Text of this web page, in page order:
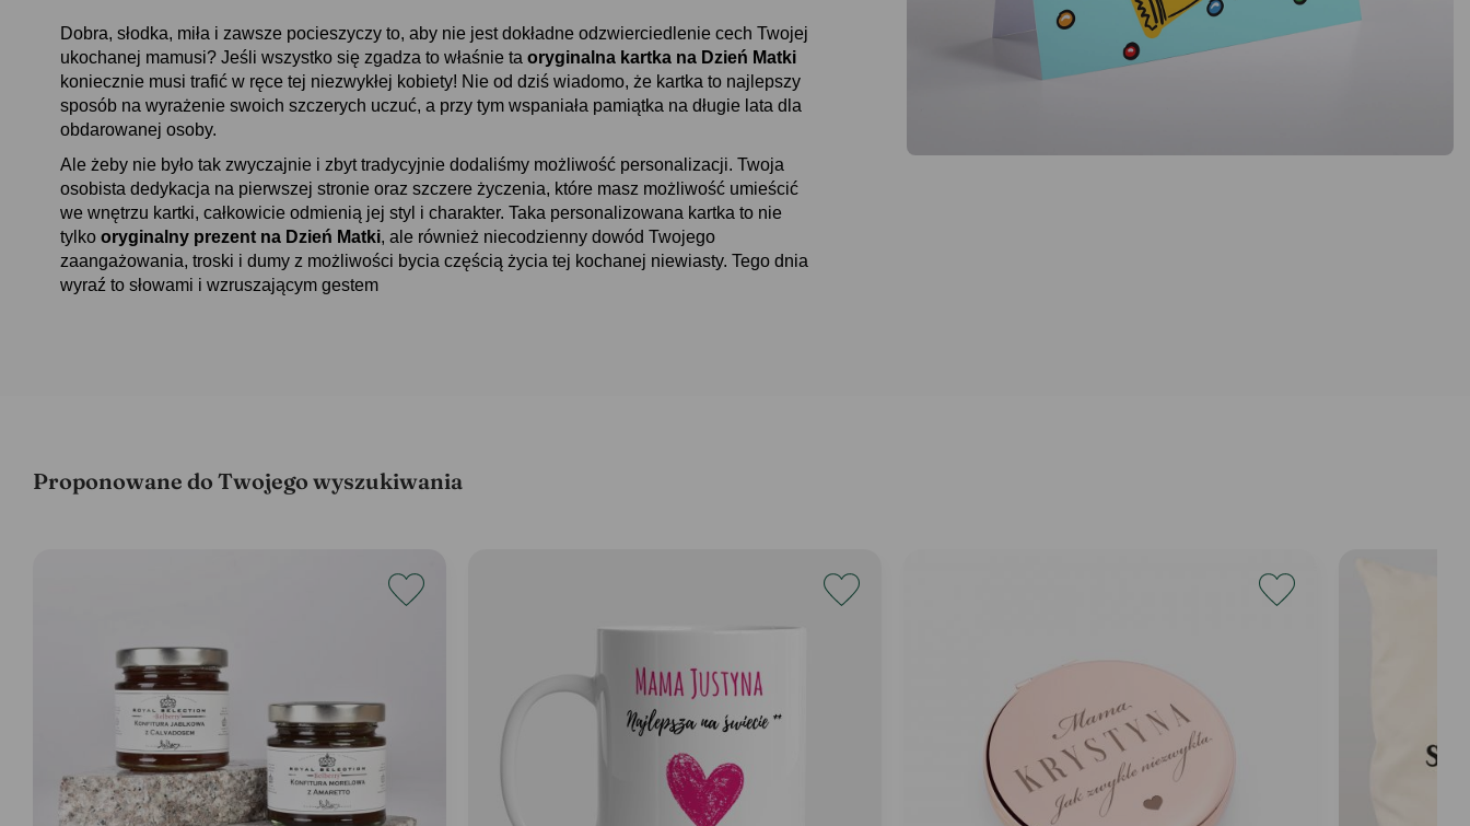
Dobra, słodka, miła i zawsze pocieszyczy to, aby nie jest dokładne odzwierciedlenie cech Twojej
ukochanej mamusi? Jeśli wszystko się zgadza to właśnie ta oryginalna kartka na Dzień Matki
koniecznie musi trafić w ręce tej niezwykłej kobiety! Nie od dziś wiadomo, że kartka to najlepszy
sposób na wyrażenie swoich szczerych uczuć, a przy tym wspaniała pamiątka na długie lata dla
obdarowanej osoby.
Ale żeby nie było tak zwyczajnie i zbyt tradycyjnie dodaliśmy możliwość personalizacji. Twoja
osobista dedykacja na pierwszej stronie oraz szczere życzenia, które masz możliwość umieścić
we wnętrzu kartki, całkowicie odmienią jej styl i charakter. Taka personalizowana kartka to nie
tylko oryginalny prezent na Dzień Matki, ale również niecodzienny dowód Twojego
zaangażowania, troski i dumy z możliwości bycia częścią życia tej kochanej niewiasty. Tego dnia
wyraź to słowami i wzruszającym gestem
Proponowane do Twojego wyszukiwania